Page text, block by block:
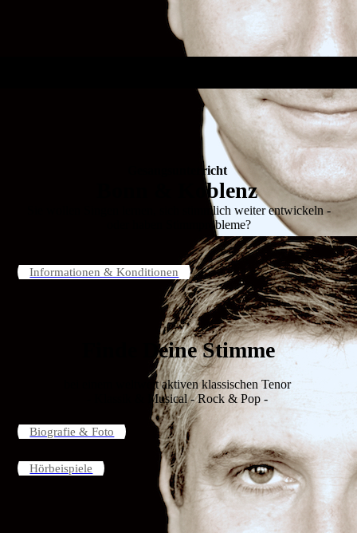
Gesangsunterricht
Bonn & Koblenz
Sie wollen Singen lernen, sich stimmlich weiter entwickeln -
oder haben Stimmprobleme?
Informationen & Konditionen
Finde Deine Stimme
bei einem weltweit aktiven klassischen Tenor
- Klassik & Musical - Rock & Pop -
Biografie & Foto
Hörbeispiele